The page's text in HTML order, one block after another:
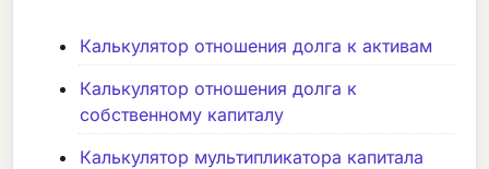
Калькулятор отношения долга к активам
Калькулятор отношения долга к
собственному капиталу
Калькулятор мультипликатора капитала